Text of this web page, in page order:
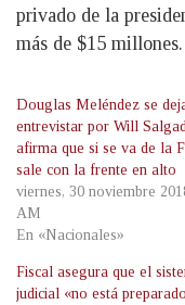
privado de la
más de $15 millones.
Douglas Meléndez se
entrevistar por Will
afirma que si se va de la
sale con la frente en alto
viernes, 30 noviembre
AM
En «Nacionales»
Fiscal asegura que el
judicial «no está